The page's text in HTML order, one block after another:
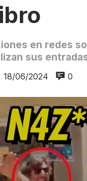
en redes
sus
18/06/2024 0